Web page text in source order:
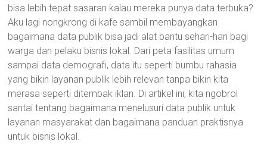
bisa lebih tepat sasaran kalau mereka punya data terbuka?
Aku lagi nongkrong di kafe sambil membayangkan
bagaimana data publik bisa jadi alat bantu sehari-hari bagi
warga dan pelaku bisnis lokal. Dari peta fasilitas umum
sampai data demografi, data itu seperti bumbu rahasia
yang bikin layanan publik lebih relevan tanpa bikin kita
merasa seperti ditembak iklan. Di artikel ini, kita ngobrol
santai tentang bagaimana menelusuri data publik untuk
layanan masyarakat dan bagaimana panduan praktisnya
untuk bisnis lokal.